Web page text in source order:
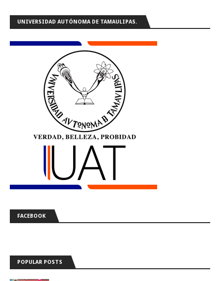
UNIVERSIDAD AUTÓNOMA DE TAMAULIPAS.
FACEBOOK
POPULAR POSTS